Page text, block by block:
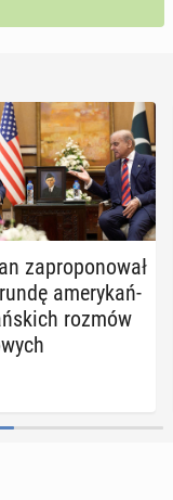
za­pro­po­no­wał
ame­ry­kań­
rozmów